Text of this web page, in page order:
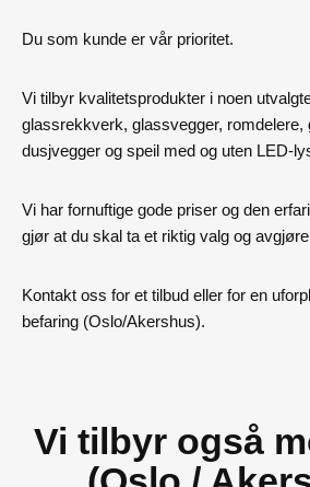
Du som kunde er vår prioritet.
Vi tilbyr kvalitetsprodukter i noen
glassrekkverk, glassvegger, romdelere,
dusjvegger og speil med og uten LED-
Vi har fornuftige gode priser og den
gjør at du skal ta et riktig valg og
Kontakt oss for et tilbud eller for en
befaring (Oslo/Akershus).
Vi tilbyr også